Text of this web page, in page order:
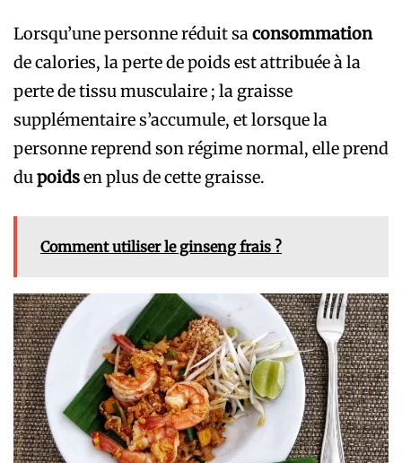
Lorsqu’une personne réduit saconsommation
de calories, la perte de poids est attribuée à la
perte de tissu musculaire ; la graisse
supplémentaire s’accumule, et lorsque la
personne reprend son régime normal, elle prend
dupoidsen plus de cette graisse.
Comment utiliser le ginseng frais ?